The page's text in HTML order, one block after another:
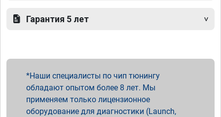
Гарантия 5 лет
Наши специалисты по чип тюнингу
обладают опытом более 8 лет. Мы
применяем только лицензионное
оборудование для диагностики (Launch,